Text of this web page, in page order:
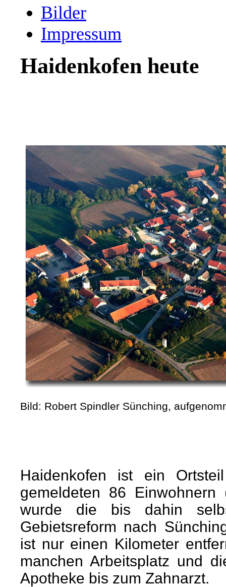
Bilder
Impressum
Haidenkofen heute
Bild: Robert Spindler Sünching,
Haidenkofen ist ein
gemeldeten 86
wurde die bis dahin
Gebietsreform nach
ist nur einen Kilometer
manchen Arbeitsplatz und
Apotheke bis zum Zahnarzt.